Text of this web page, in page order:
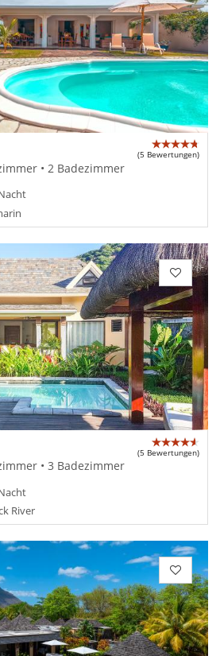
(5 Bewertungen)
• 2 Badezimmer
(5 Bewertungen)
• 3 Badezimmer
River